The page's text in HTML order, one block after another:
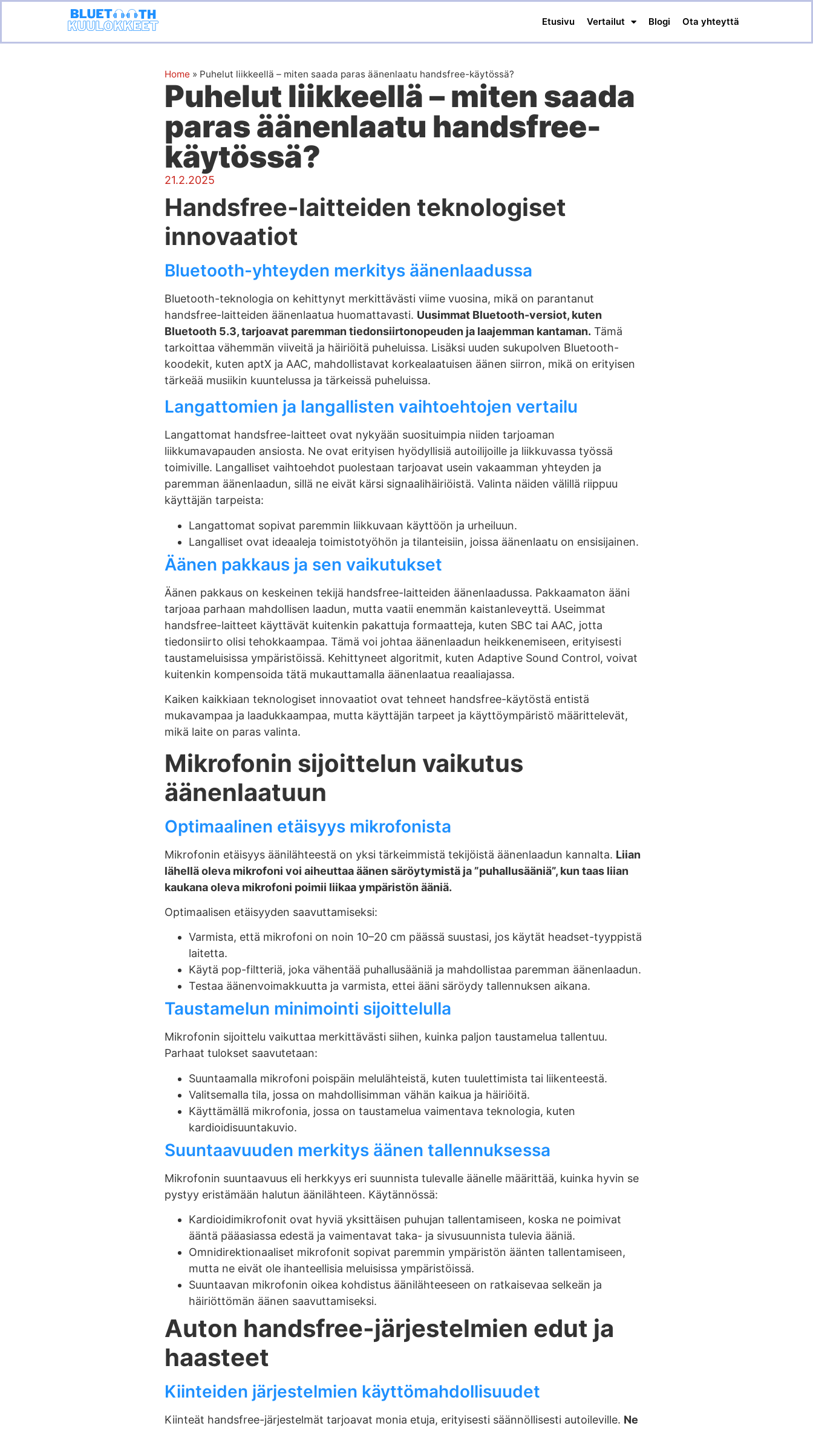
Etusivu Vertailut Blogi Ota yhteyttä
Home » Puhelut liikkeellä – miten saada paras äänenlaatu handsfree-käytössä?
Puhelut liikkeellä – miten saada
paras äänenlaatu handsfree-
käytössä?
21.2.2025
Handsfree-laitteiden teknologiset
innovaatiot
Bluetooth-yhteyden merkitys äänenlaadussa
Bluetooth-teknologia on kehittynyt merkittävästi viime vuosina, mikä on parantanut
handsfree-laitteiden äänenlaatua huomattavasti. Uusimmat Bluetooth-versiot, kuten
Bluetooth 5.3, tarjoavat paremman tiedonsiirtonopeuden ja laajemman kantaman. Tämä
tarkoittaa vähemmän viiveitä ja häiriöitä puheluissa. Lisäksi uuden sukupolven Bluetooth-
koodekit, kuten aptX ja AAC, mahdollistavat korkealaatuisen äänen siirron, mikä on erityisen
tärkeää musiikin kuuntelussa ja tärkeissä puheluissa.
Langattomien ja langallisten vaihtoehtojen vertailu
Langattomat handsfree-laitteet ovat nykyään suosituimpia niiden tarjoaman
liikkumavapauden ansiosta. Ne ovat erityisen hyödyllisiä autoilijoille ja liikkuvassa työssä
toimiville. Langalliset vaihtoehdot puolestaan tarjoavat usein vakaamman yhteyden ja
paremman äänenlaadun, sillä ne eivät kärsi signaalihäiriöistä. Valinta näiden välillä riippuu
käyttäjän tarpeista:
Langattomat sopivat paremmin liikkuvaan käyttöön ja urheiluun.
Langalliset ovat ideaaleja toimistotyöhön ja tilanteisiin, joissa äänenlaatu on ensisijainen.
Äänen pakkaus ja sen vaikutukset
Äänen pakkaus on keskeinen tekijä handsfree-laitteiden äänenlaadussa. Pakkaamaton ääni
tarjoaa parhaan mahdollisen laadun, mutta vaatii enemmän kaistanleveyttä. Useimmat
handsfree-laitteet käyttävät kuitenkin pakattuja formaatteja, kuten SBC tai AAC, jotta
tiedonsiirto olisi tehokkaampaa. Tämä voi johtaa äänenlaadun heikkenemiseen, erityisesti
taustameluisissa ympäristöissä. Kehittyneet algoritmit, kuten Adaptive Sound Control, voivat
kuitenkin kompensoida tätä mukauttamalla äänenlaatua reaaliajassa.
Kaiken kaikkiaan teknologiset innovaatiot ovat tehneet handsfree-käytöstä entistä
mukavampaa ja laadukkaampaa, mutta käyttäjän tarpeet ja käyttöympäristö määrittelevät,
mikä laite on paras valinta.
Mikrofonin sijoittelun vaikutus
äänenlaatuun
Optimaalinen etäisyys mikrofonista
Mikrofonin etäisyys äänilähteestä on yksi tärkeimmistä tekijöistä äänenlaadun kannalta. Liian
lähellä oleva mikrofoni voi aiheuttaa äänen säröytymistä ja ”puhallusääniä”, kun taas liian
kaukana oleva mikrofoni poimii liikaa ympäristön ääniä.
Optimaalisen etäisyyden saavuttamiseksi:
Varmista, että mikrofoni on noin 10–20 cm päässä suustasi, jos käytät headset-tyyppistä
laitetta.
Käytä pop-filtteriä, joka vähentää puhallusääniä ja mahdollistaa paremman äänenlaadun.
Testaa äänenvoimakkuutta ja varmista, ettei ääni säröydy tallennuksen aikana.
Taustamelun minimointi sijoittelulla
Mikrofonin sijoittelu vaikuttaa merkittävästi siihen, kuinka paljon taustamelua tallentuu.
Parhaat tulokset saavutetaan:
Suuntaamalla mikrofoni poispäin melulähteistä, kuten tuulettimista tai liikenteestä.
Valitsemalla tila, jossa on mahdollisimman vähän kaikua ja häiriöitä.
Käyttämällä mikrofonia, jossa on taustamelua vaimentava teknologia, kuten
kardioidisuuntakuvio.
Suuntaavuuden merkitys äänen tallennuksessa
Mikrofonin suuntaavuus eli herkkyys eri suunnista tulevalle äänelle määrittää, kuinka hyvin se
pystyy eristämään halutun äänilähteen. Käytännössä:
Kardioidimikrofonit ovat hyviä yksittäisen puhujan tallentamiseen, koska ne poimivat
ääntä pääasiassa edestä ja vaimentavat taka- ja sivusuunnista tulevia ääniä.
Omnidirektionaaliset mikrofonit sopivat paremmin ympäristön äänten tallentamiseen,
mutta ne eivät ole ihanteellisia meluisissa ympäristöissä.
Suuntaavan mikrofonin oikea kohdistus äänilähteeseen on ratkaisevaa selkeän ja
häiriöttömän äänen saavuttamiseksi.
Auton handsfree-järjestelmien edut ja
haasteet
Kiinteiden järjestelmien käyttömahdollisuudet
Kiinteät handsfree-järjestelmät tarjoavat monia etuja, erityisesti säännöllisesti autoileville. Ne